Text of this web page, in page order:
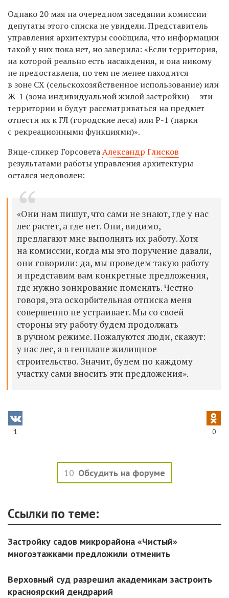
Однако 20 мая на очередном заседании комиссии
депутаты этого списка не увидели. Представитель
управления архитектуры сообщила, что информации
такой у них пока нет, но заверила: «Если территория,
на которой реально есть насаждения, и она никому
не предоставлена, но тем не менее находится
в зоне СХ (сельскохозяйственное использование) или
Ж-1 (зона индивидуальной жилой застройки) — эти
территории и будут рассматриваться на предмет
отнести их к ГЛ (городские леса) или Р-1 (парки
с рекреационными функциями)».
Вице-спикер ГорсоветаАлександр Глисков
результатами работы управления архитектуры
остался недоволен:
«Они нам пишут, что сами не знают, где у нас
лес растет, а где нет. Они, видимо,
предлагают мне выполнять их работу. Хотя
на комиссии, когда мы это поручение давали,
они говорили: да, мы проведем такую работу
и представим вам конкретные предложения,
где нужно зонирование поменять. Честно
говоря, эта оскорбительная отписка меня
совершенно не устраивает. Мы со своей
стороны эту работу будем продолжать
в ручном режиме. Пожалуются люди, скажут:
у нас лес, а в генплане жилищное
строительство. Значит, будем по каждому
участку сами вносить эти предложения».
1 0
10 Обсудить на форуме
Ссылки по теме:
Застройку садов микрорайона «Чистый»
многоэтажками предложили отменить
Верховный суд разрешил академикам застроить
красноярский дендрарий